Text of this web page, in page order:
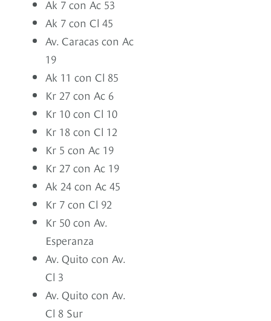
Ak 7 con Ac 53
Ak 7 con Cl 45
Av. Caracas con Ac
19
Ak 11 con Cl 85
Kr 27 con Ac 6
Kr 10 con Cl 10
Kr 18 con Cl 12
Kr 5 con Ac 19
Kr 27 con Ac 19
Ak 24 con Ac 45
Kr 7 con Cl 92
Kr 50 con Av.
Esperanza
Av. Quito con Av.
Cl 3
Av. Quito con Av.
Cl 8 Sur